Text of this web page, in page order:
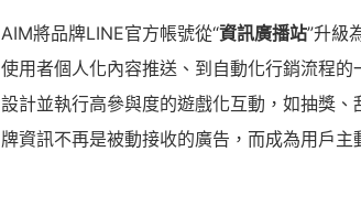
AIM將品牌LINE官方帳號從“資訊廣播站”升級
使用者個人化內容推送、到自動化行銷流程的
設計並執行高參與度的遊戲化互動，如抽獎、
牌資訊不再是被動接收的廣告，而成為用戶主